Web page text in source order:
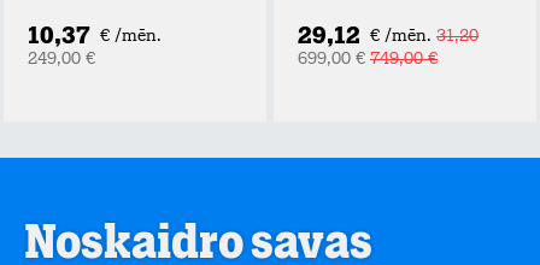
10,37 € /mēn.
249,00 €
29,12 € /mēn. 31,20
699,00 € 749,00 €
Noskaidro savas